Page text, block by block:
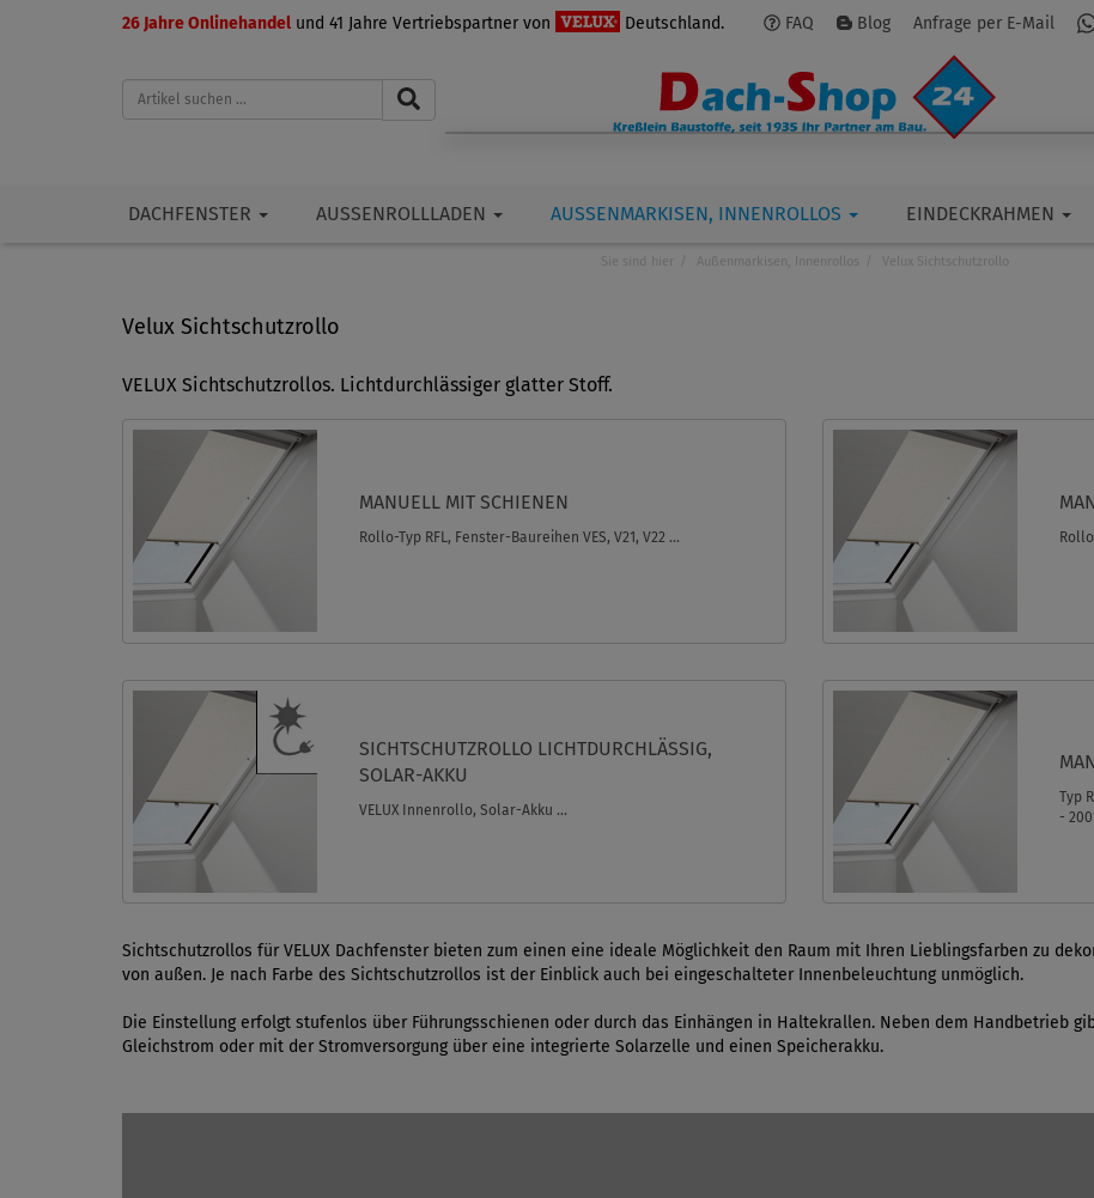
26 Jahre Onlinehandel und 41 Jahre Vertriebspartner von Deutschland. FAQ Blog Anfrage per E-Mail
DACHFENSTER AUSSENROLLLADEN AUSSENMARKISEN, INNENROLLOS EINDECKRAHMEN
Sie sind hier Außenmarkisen, Innenrollos Velux Sichtschutzrollo
Velux Sichtschutzrollo
VELUX Sichtschutzrollos. Lichtdurchlässiger glatter Stoff.
MANUELL MIT SCHIENEN
Rollo-Typ RFL, Fenster-Baureihen VES, V21, V22 ...
SICHTSCHUTZROLLO LICHTDURCHLÄSSIG,
SOLAR-AKKU
VELUX Innenrollo, Solar-Akku ...
Typ
-
Sichtschutzrollos für VELUX Dachfenster bieten zum einen eine ideale Möglichkeit den Raum mit Ihren Lieblingsfarben zu
von außen. Je nach Farbe des Sichtschutzrollos ist der Einblick auch bei eingeschalteter Innenbeleuchtung unmöglich.
Die Einstellung erfolgt stufenlos über Führungsschienen oder durch das Einhängen in Haltekrallen. Neben dem Handbetrieb
Gleichstrom oder mit der Stromversorgung über eine integrierte Solarzelle und einen Speicherakku.